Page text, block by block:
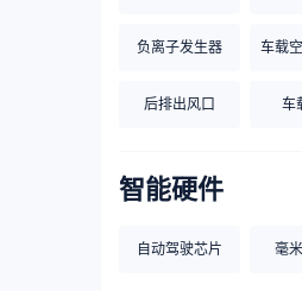
负离子发生器 车载
后排出风口 车
智能硬件
自动驾驶芯片 毫